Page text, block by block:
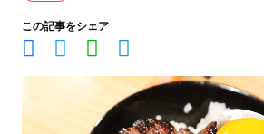
この記事をシェア